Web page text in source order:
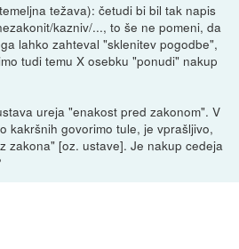
težava): četudi bi bil tak napis
kazniv/..., to še ne pomeni, da
lahko zahteval "sklenitev pogodbe",
tudi temu X osebku "ponudi" nakup
ureja "enakost pred zakonom". V
kakršnih govorimo tule, je vprašljivo,
zakona" [oz. ustave]. Je nakup cedeja